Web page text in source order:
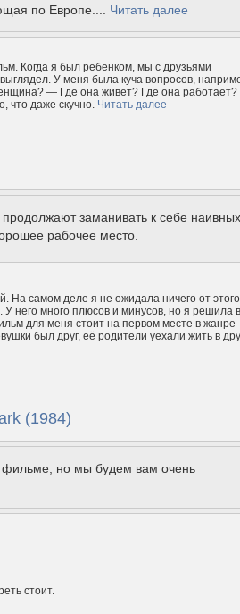
по Европе.... Читать далее
Когда я был ребенком, мы с друзьями
У меня была куча вопросов,
— Где она живет? Где она работает?
что даже скучно. Читать далее
заманивать к себе наивных
рабочее место.
На самом деле я не ожидала ничего от этого
него много плюсов и минусов, но я решила
для меня стоит на первом месте в жанре
был друг, её родители уехали жить в
(1984)
но мы будем вам очень
стоит.